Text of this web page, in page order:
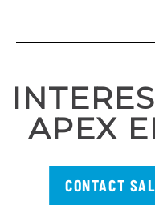
APEX
CONTACT